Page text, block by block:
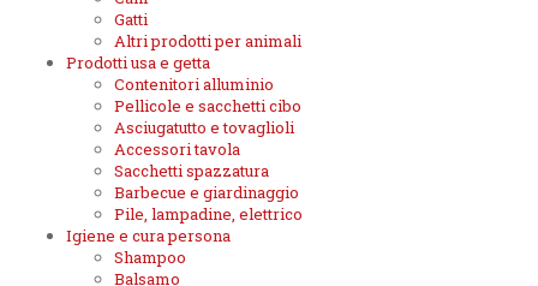
Gatti
Altri prodotti per animali
Prodotti usa e getta
Contenitori alluminio
Pellicole e sacchetti cibo
Asciugatutto e tovaglioli
Accessori tavola
Sacchetti spazzatura
Barbecue e giardinaggio
Pile, lampadine, elettrico
Igiene e cura persona
Shampoo
Balsamo